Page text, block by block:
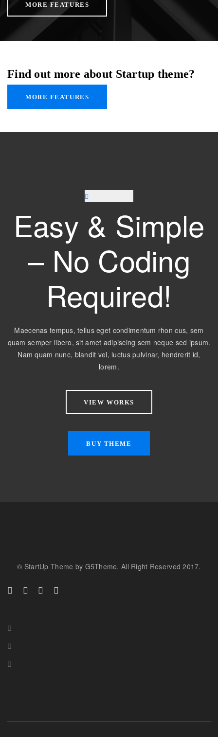
MORE FEATURES
Find out more about Startup theme?
MORE FEATURES
Easy & Simple
– No Coding
Required!
Maecenas tempus, tellus eget condimentum rhon cus, sem
quam semper libero, sit amet adipiscing sem neque sed ipsum.
Nam quam nunc, blandit vel, luctus pulvinar, hendrerit id,
lorem.
VIEW WORKS
BUY THEME
© StartUp Theme by G5Theme. All Right Reserved 2017.